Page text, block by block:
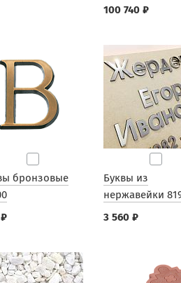
100 740 ₽
бронзовые
Буквы из
нержавейки
3 560 ₽